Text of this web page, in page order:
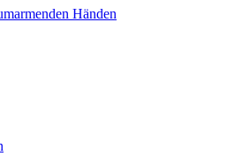
Händen